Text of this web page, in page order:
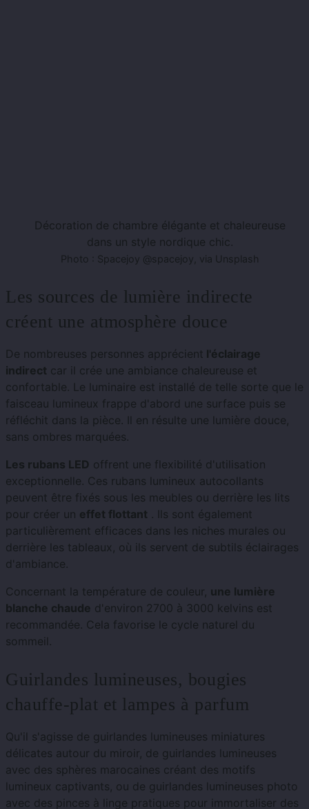
Décoration de chambre élégante et chaleureuse
dans un style nordique chic.
Photo : Spacejoy @spacejoy, via Unsplash
Les sources de lumière indirecte
créent une atmosphère douce
De nombreuses personnes apprécient l'éclairage
indirect car il crée une ambiance chaleureuse et
confortable. Le luminaire est installé de telle sorte que le
faisceau lumineux frappe d'abord une surface puis se
réfléchit dans la pièce. Il en résulte une lumière douce,
sans ombres marquées.
Les rubans LED offrent une flexibilité d'utilisation
exceptionnelle. Ces rubans lumineux autocollants
peuvent être fixés sous les meubles ou derrière les lits
pour créer un effet flottant . Ils sont également
particulièrement efficaces dans les niches murales ou
derrière les tableaux, où ils servent de subtils éclairages
d'ambiance.
Concernant la température de couleur, une lumière
blanche chaude d'environ 2700 à 3000 kelvins est
recommandée. Cela favorise le cycle naturel du
sommeil.
Guirlandes lumineuses, bougies
chauffe-plat et lampes à parfum
Qu'il s'agisse de guirlandes lumineuses miniatures
délicates autour du miroir, de guirlandes lumineuses
avec des sphères marocaines créant des motifs
lumineux captivants, ou de guirlandes lumineuses photo
avec des pinces à linge pratiques pour immortaliser des